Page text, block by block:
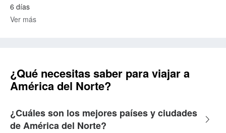
6 días
Ver más
¿Qué necesitas saber para viajar a
América del Norte?
¿Cuáles son los mejores países y ciudades
de América del Norte?